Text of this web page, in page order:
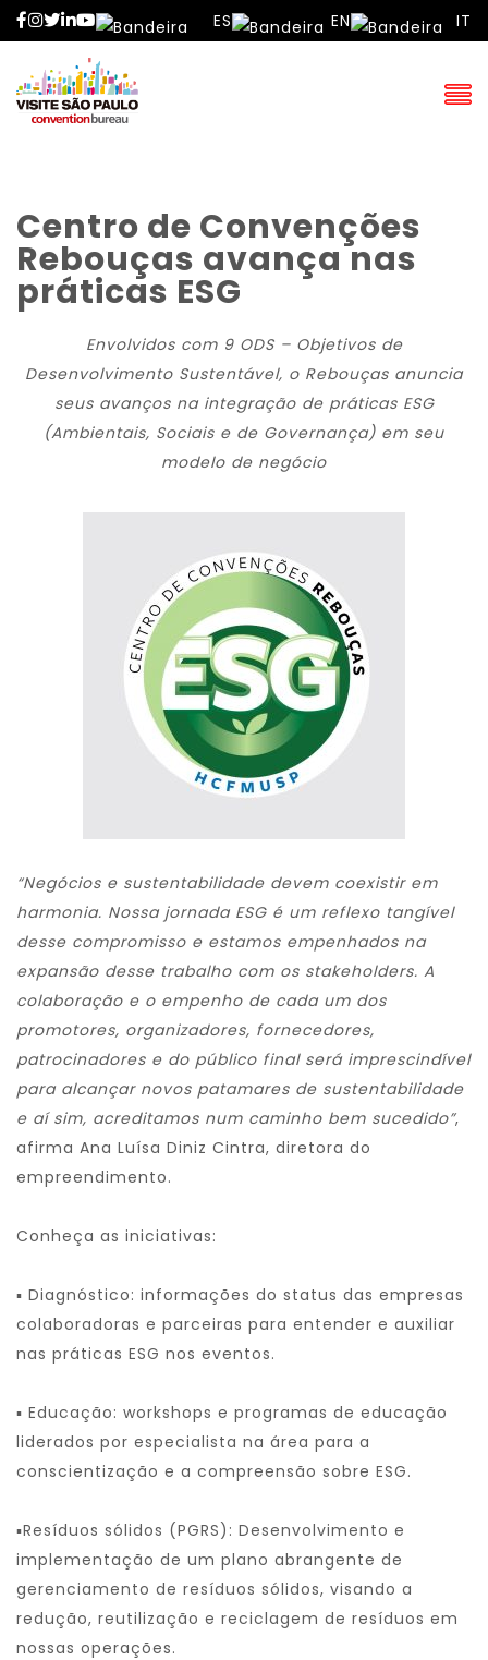
Facebook
Instagram
Twitter
LinkedIn
YouTube ES EN IT
Centro de Convenções
Rebouças avança nas
práticas ESG
Envolvidos com 9 ODS – Objetivos de
Desenvolvimento Sustentável, o Rebouças anuncia
seus avanços na integração de práticas ESG
(Ambientais, Sociais e de Governança) em seu
modelo de negócio
“Negócios e sustentabilidade devem coexistir em
harmonia. Nossa jornada ESG é um reflexo tangível
desse compromisso e estamos empenhados na
expansão desse trabalho com os stakeholders. A
colaboração e o empenho de cada um dos
promotores, organizadores, fornecedores,
patrocinadores e do público final será imprescindível
para alcançar novos patamares de sustentabilidade
e aí sim, acreditamos num caminho bem sucedido”,
afirma Ana Luísa Diniz Cintra, diretora do
empreendimento.
Conheça as iniciativas:
▪ Diagnóstico: informações do status das empresas
colaboradoras e parceiras para entender e auxiliar
nas práticas ESG nos eventos.
▪ Educação: workshops e programas de educação
liderados por especialista na área para a
conscientização e a compreensão sobre ESG.
▪Resíduos sólidos (PGRS): Desenvolvimento e
implementação de um plano abrangente de
gerenciamento de resíduos sólidos, visando a
redução, reutilização e reciclagem de resíduos em
nossas operações.